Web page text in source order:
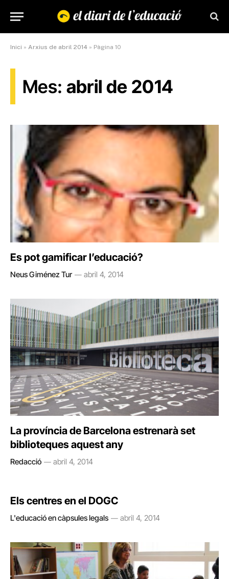
Inici » Arxius de abril 2014 » Pàgina 10
Mes: abril de 2014
Es pot gamificar l’educació?
Neus Giménez Tur abril 4, 2014
La província de Barcelona estrenarà set
biblioteques aquest any
Redacció abril 4, 2014
Els centres en el DOGC
L'educació en càpsules legals abril 4, 2014